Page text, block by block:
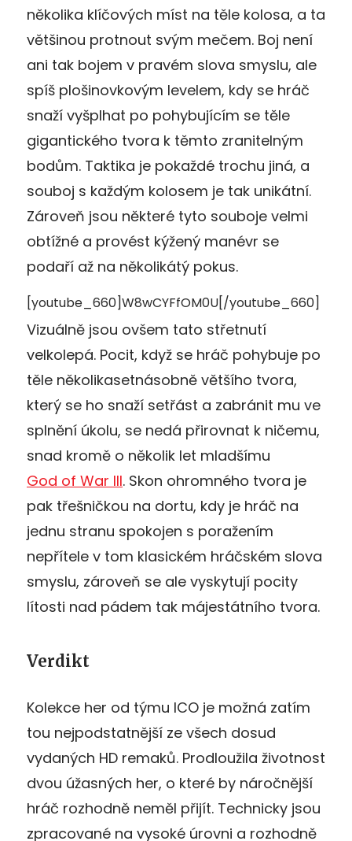
několika klíčových míst na těle kolosa, a ta
většinou protnout svým mečem. Boj není
ani tak bojem v pravém slova smyslu, ale
spíš plošinovkovým levelem, kdy se hráč
snaží vyšplhat po pohybujícím se těle
gigantického tvora k těmto zranitelným
bodům. Taktika je pokaždé trochu jiná, a
souboj s každým kolosem je tak unikátní.
Zároveň jsou některé tyto souboje velmi
obtížné a provést kýžený manévr se
podaří až na několikátý pokus.
[youtube_660]W8wCYFfOM0U[/youtube_660]
Vizuálně jsou ovšem tato střetnutí
velkolepá. Pocit, když se hráč pohybuje po
těle několikasetnásobně většího tvora,
který se ho snaží setřást a zabránit mu ve
splnění úkolu, se nedá přirovnat k ničemu,
snad kromě o několik let mladšímu
God of War III. Skon ohromného tvora je
pak třešničkou na dortu, kdy je hráč na
jednu stranu spokojen s poražením
nepřítele v tom klasickém hráčském slova
smyslu, zároveň se ale vyskytují pocity
lítosti nad pádem tak májestátního tvora.
Verdikt
Kolekce her od týmu ICO je možná zatím
tou nejpodstatnější ze všech dosud
vydaných HD remaků. Prodloužila životnost
dvou úžasných her, o které by náročnější
hráč rozhodně neměl přijít. Technicky jsou
zpracované na vysoké úrovni a rozhodně